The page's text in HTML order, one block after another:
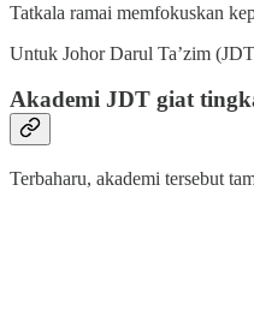
Tatkala ramai memfokuskan
Untuk Johor Darul Ta’zim
Akademi JDT giat
Terbaharu, akademi tersebut